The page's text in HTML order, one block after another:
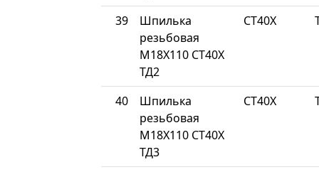
39
Шпилька
резьбовая
М18Х110 СТ40Х
ТД2
СТ40Х
40
Шпилька
резьбовая
М18Х110 СТ40Х
ТД3
СТ40Х